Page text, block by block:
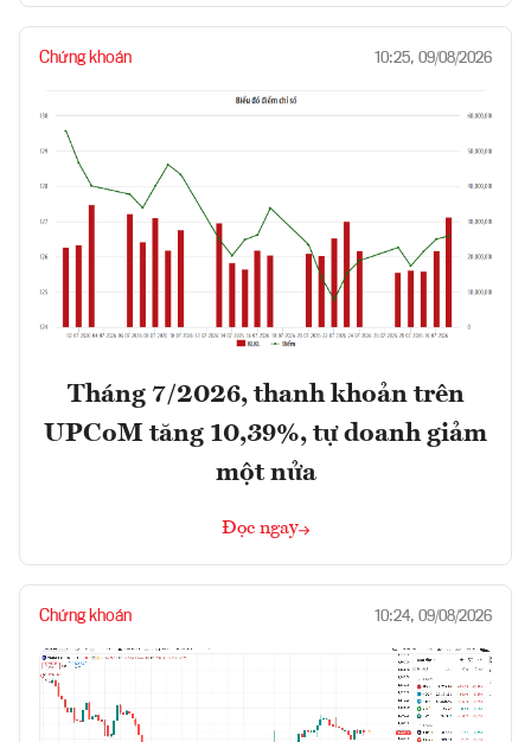
Chứng khoán 10:25, 09/08/2026
Tháng 7/2026, thanh khoản trên
UPCoM tăng 10,39%, tự doanh giảm
một nửa
Đọc ngay
Chứng khoán 10:24, 09/08/2026